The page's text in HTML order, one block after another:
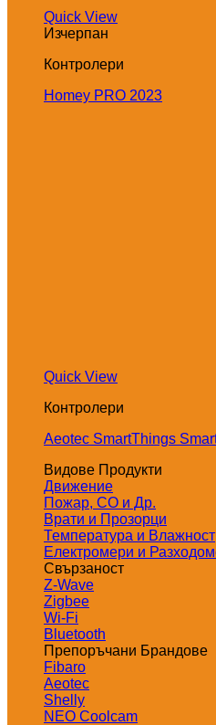
Quick View
Изчерпан
Контролери
Homey PRO 2023
Quick View
Контролери
Aeotec SmartThings
Видове Продукти
Движение
Пожар, СО и Др.
Врати и Прозорци
Температура и Влажност
Електромери и
Свързаност
Z-Wave
Zigbee
Wi-Fi
Bluetooth
Препоръчани Брандове
Fibaro
Aeotec
Shelly
NEO Coolcam